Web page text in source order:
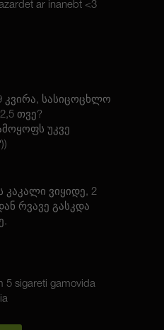
ar inanebt <3
კვირა, სასიცოცხლო
თვე?
უკვე
კაკალი ვიყიდე, 2
რვავე გასკდა
5 sigareti gamovida